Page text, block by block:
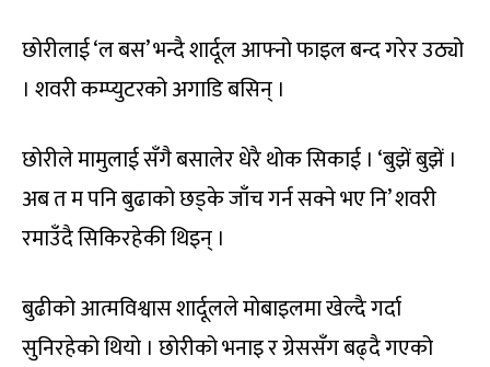
छोरीलाई ‘ल बस’ भन्दै शार्दूल आफ्नो फाइल बन्द गरेर उठ्यो
। शवरी कम्प्युटरको अगाडि बसिन् ।
छोरीले मामुलाई सँगै बसालेर धेरै थोक सिकाई । ‘बुझें बुझें ।
अब त म पनि बुढाको छड्के जाँच गर्न सक्ने भए नि’ शवरी
रमाउँदै सिकिरहेकी थिइन् ।
बुढीको आत्मविश्वास शार्दूलले मोबाइलमा खेल्दै गर्दा
सुनिरहेको थियो । छोरीको भनाइ र ग्रेससँग बढ्दै गएको